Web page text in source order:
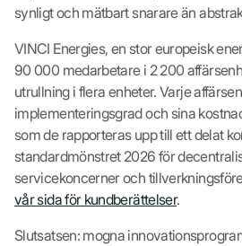
synligt och mätbart snarare än
VINCI Energies, en stor europeisk
90 000 medarbetare i 2 200
utrullning i flera enheter. Varje
implementeringsgrad och sina
som de rapporteras upp till ett delat
standardmönstret 2026 för
servicekoncerner och
vår sida för kundberättelser.
Slutsatsen: mogna